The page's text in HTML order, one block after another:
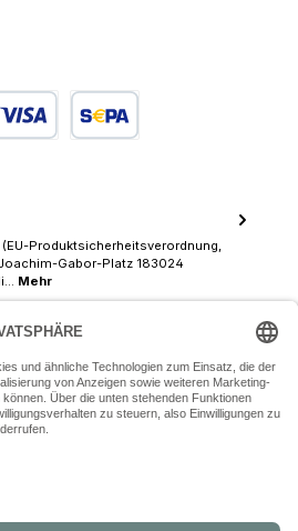
Produktsicherheitsverordnung,
Gabor-Platz 183024
Mehr
9.30 - 18:30 Uhr Sa: 9:30 - 16 Uhr)